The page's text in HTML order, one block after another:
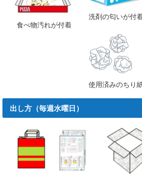
食べ物汚れが付着
洗剤の匂いが付
使用済みのちり
出し方（毎週水曜日）